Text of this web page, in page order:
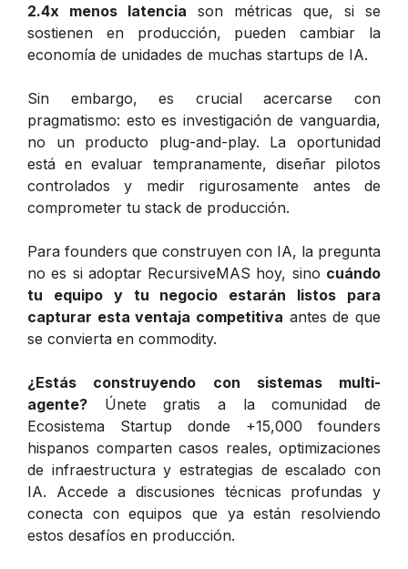
2.4x menos latencia son métricas que, si se
sostienen en producción, pueden cambiar la
economía de unidades de muchas startups de IA.
Sin embargo, es crucial acercarse con
pragmatismo: esto es investigación de vanguardia,
no un producto plug-and-play. La oportunidad
está en evaluar tempranamente, diseñar pilotos
controlados y medir rigurosamente antes de
comprometer tu stack de producción.
Para founders que construyen con IA, la pregunta
no es si adoptar RecursiveMAS hoy, sino cuándo
tu equipo y tu negocio estarán listos para
capturar esta ventaja competitiva antes de que
se convierta en commodity.
¿Estás construyendo con sistemas multi-
agente? Únete gratis a la comunidad de
Ecosistema Startup donde +15,000 founders
hispanos comparten casos reales, optimizaciones
de infraestructura y estrategias de escalado con
IA. Accede a discusiones técnicas profundas y
conecta con equipos que ya están resolviendo
estos desafíos en producción.